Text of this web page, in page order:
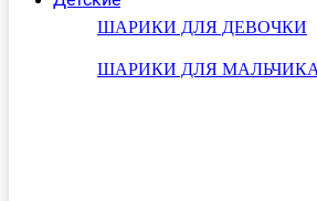
ШАРИКИ ДЛЯ ДЕВОЧКИ
ШАРИКИ ДЛЯ МАЛЬЧИКА